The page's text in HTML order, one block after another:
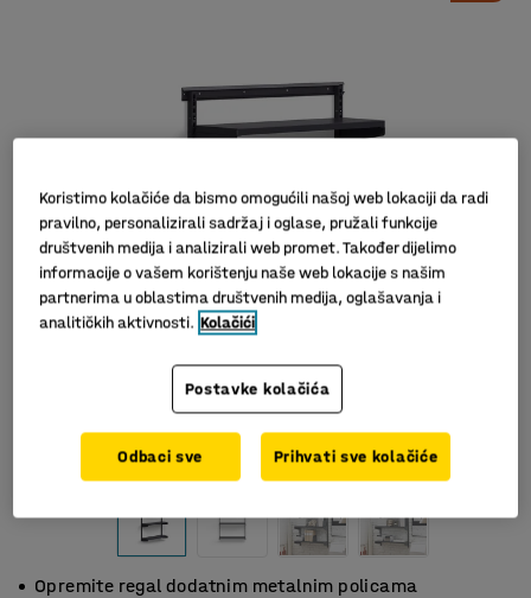
Slični proizvodi
Opremite regal dodatnim metalnim policama
Koristimo kolačiće da bismo omogućili našoj web lokaciji da radi
pravilno, personalizirali sadržaj i oglase, pružali funkcije
društvenih medija i analizirali web promet. Također dijelimo
informacije o vašem korištenju naše web lokacije s našim
partnerima u oblastima društvenih medija, oglašavanja i
analitičkih aktivnosti. Kolačići
Postavke kolačića
Odbaci sve Prihvati sve kolačiće